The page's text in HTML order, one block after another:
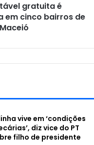
gratuita é
em cinco bairros de
Maceió
vive em ‘condições
diz vice do PT
filho de presidente